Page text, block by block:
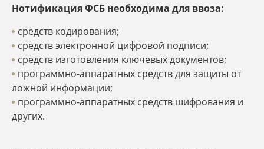
Нотификация ФСБ необходима для ввоза:
средств кодирования;
средств электронной цифровой подписи;
средств изготовления ключевых документов;
программно-аппаратных средств для защиты от
ложной информации;
программно-аппаратных средств шифрования и
других.